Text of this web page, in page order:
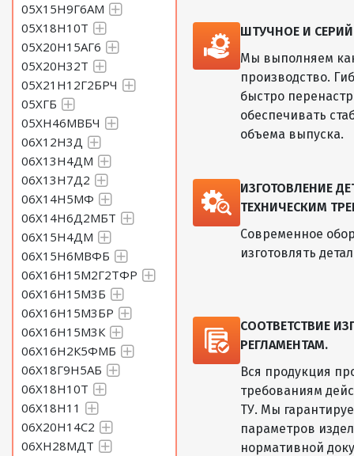
05Х15Н9Г6АМ
05Х18Н10Т
05Х20Н15АГ6
05Х20Н32Т
05Х21Н12Г2БРЧ
05ХГБ
05ХН46МВБЧ
06Х12Н3Д
06Х13Н4ДМ
06Х13Н7Д2
06Х14Н5МФ
06Х14Н6Д2МБТ
06Х15Н4ДМ
06Х15Н6МВФБ
06Х16Н15М2Г2ТФР
06Х16Н15М3Б
06Х16Н15М3БР
06Х16Н15М3К
06Х16Н2К5ФМБ
06Х18Г9Н5АБ
06Х18Н10Т
06Х18Н11
06Х20Н14С2
06ХН28МДТ
ШТУЧНОЕ И
Мы выполняем
производство.
быстро
обеспечивать
объема выпуска.
ИЗГОТОВЛЕНИЕ
ТЕХНИЧЕСКИМ
Современное
изготовлять
СООТВЕТСТВИЕ
РЕГЛАМЕНТАМ.
Вся продукция
требованиям
ТУ. Мы
параметров
нормативной